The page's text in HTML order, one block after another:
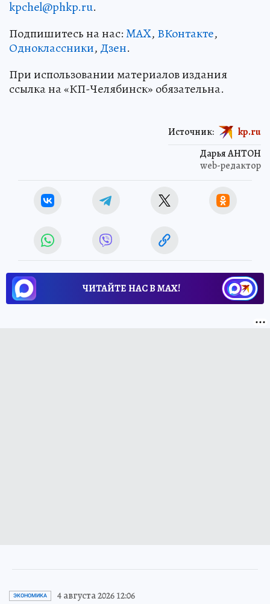
kpchel@phkp.ru.
Подпишитесь на нас:MAX, ВКонтакте,
Одноклассники, Дзен.
При использовании материалов издания
ссылка на «КП-Челябинск» обязательна.
Дарья АНТОН
web-редактор
Источник: kp.ru
ЧИТАЙТЕ НАС В МАХ!
ЭКОНОМИКА 4 августа 2026 12:06